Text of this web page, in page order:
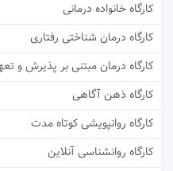
کارگاه خانواده درمانی
کارگاه درمان شناختی رفتاری
کارگاه درمان مبتنی بر پذیرش و
کارگاه ذهن آگاهی
کارگاه روانپویشی کوتاه مدت
کارگاه روانشناسی آنلاین